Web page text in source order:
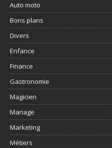
Auto moto
Bons plans
Divers
Enfance
Finance
Gastronomie
Magicien
Mariage
Marketing
Métiers